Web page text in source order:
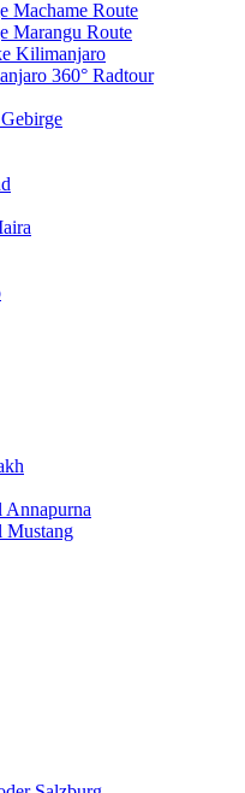
Machame Route
Marangu Route
Kilimanjaro
360° Radtour
Annapurna
Mustang